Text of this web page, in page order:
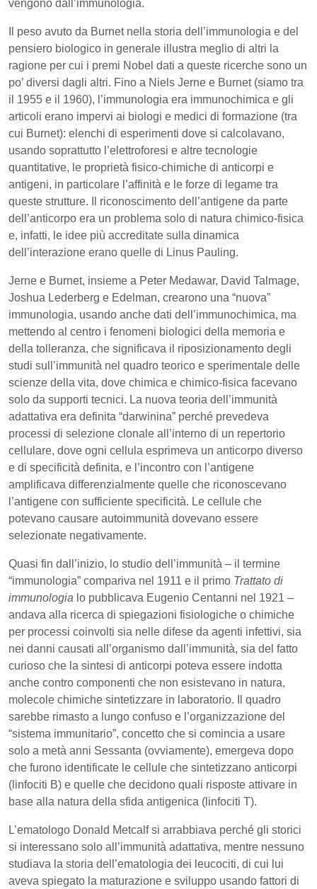
vengono dall’immunologia.
Il peso avuto da Burnet nella storia dell’immunologia e del
pensiero biologico in generale illustra meglio di altri la
ragione per cui i premi Nobel dati a queste ricerche sono un
po’ diversi dagli altri. Fino a Niels Jerne e Burnet (siamo tra
il 1955 e il 1960), l’immunologia era immunochimica e gli
articoli erano impervi ai biologi e medici di formazione (tra
cui Burnet): elenchi di esperimenti dove si calcolavano,
usando soprattutto l’elettroforesi e altre tecnologie
quantitative, le proprietà fisico-chimiche di anticorpi e
antigeni, in particolare l’affinità e le forze di legame tra
queste strutture. Il riconoscimento dell’antigene da parte
dell’anticorpo era un problema solo di natura chimico-fisica
e, infatti, le idee più accreditate sulla dinamica
dell’interazione erano quelle di Linus Pauling.
Jerne e Burnet, insieme a Peter Medawar, David Talmage,
Joshua Lederberg e Edelman, crearono una “nuova”
immunologia, usando anche dati dell’immunochimica, ma
mettendo al centro i fenomeni biologici della memoria e
della tolleranza, che significava il riposizionamento degli
studi sull’immunità nel quadro teorico e sperimentale delle
scienze della vita, dove chimica e chimico-fisica facevano
solo da supporti tecnici. La nuova teoria dell’immunità
adattativa era definita “darwinina” perché prevedeva
processi di selezione clonale all’interno di un repertorio
cellulare, dove ogni cellula esprimeva un anticorpo diverso
e di specificità definita, e l’incontro con l’antigene
amplificava differenzialmente quelle che riconoscevano
l’antigene con sufficiente specificità. Le cellule che
potevano causare autoimmunità dovevano essere
selezionate negativamente.
Quasi fin dall’inizio, lo studio dell’immunità – il termine
“immunologia” compariva nel 1911 e il primo Trattato di
immunologia lo pubblicava Eugenio Centanni nel 1921 –
andava alla ricerca di spiegazioni fisiologiche o chimiche
per processi coinvolti sia nelle difese da agenti infettivi, sia
nei danni causati all’organismo dall’immunità, sia del fatto
curioso che la sintesi di anticorpi poteva essere indotta
anche contro componenti che non esistevano in natura,
molecole chimiche sintetizzare in laboratorio. Il quadro
sarebbe rimasto a lungo confuso e l’organizzazione del
“sistema immunitario”, concetto che si comincia a usare
solo a metà anni Sessanta (ovviamente), emergeva dopo
che furono identificate le cellule che sintetizzano anticorpi
(linfociti B) e quelle che decidono quali risposte attivare in
base alla natura della sfida antigenica (linfociti T).
L’ematologo Donald Metcalf si arrabbiava perché gli storici
si interessano solo all’immunità adattativa, mentre nessuno
studiava la storia dell’ematologia dei leucociti, di cui lui
aveva spiegato la maturazione e sviluppo usando fattori di